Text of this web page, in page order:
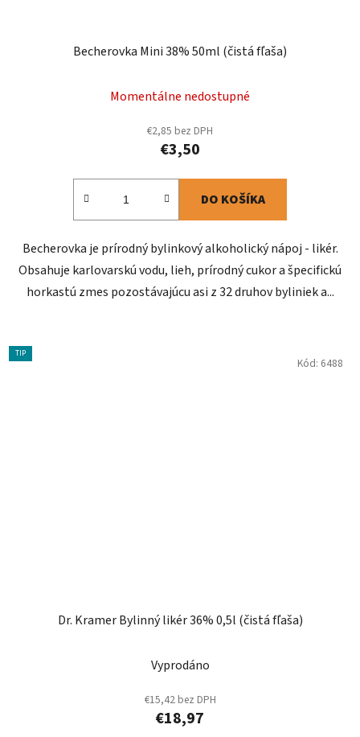
Becherovka Mini 38% 50ml (čistá fľaša)
Momentálne nedostupné
€2,85 bez DPH
€3,50
DO KOŠÍKA
Becherovka je prírodný bylinkový alkoholický nápoj - likér.
Obsahuje karlovarskú vodu, lieh, prírodný cukor a špecifickú
horkastú zmes pozostávajúcu asi z 32 druhov byliniek a...
TIP
Dr. Kramer Bylinný likér 36% 0,5l (čistá fľaša)
Vyprodáno
€15,42 bez DPH
€18,97
Kód: 6488